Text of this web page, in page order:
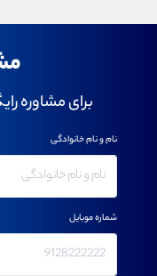
برای مشاوره
نام و نام خانوادگی
شماره موبایل